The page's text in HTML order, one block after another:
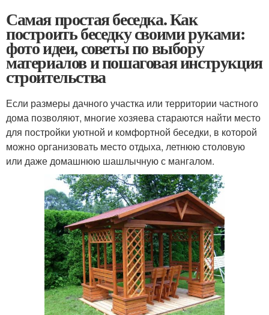
Самая простая беседка. Как
построить беседку своими руками:
фото идеи, советы по выбору
материалов и пошаговая инструкция
строительства
Если размеры дачного участка или территории частного
дома позволяют, многие хозяева стараются найти место
для постройки уютной и комфортной беседки, в которой
можно организовать место отдыха, летнюю столовую
или даже домашнюю шашлычную с мангалом.